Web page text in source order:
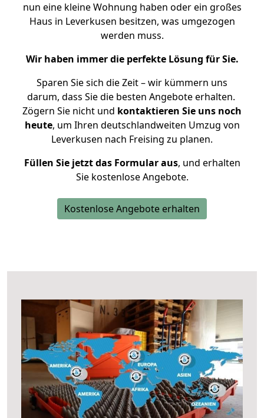
nun eine kleine Wohnung haben oder ein großes
Haus in Leverkusen besitzen, was umgezogen
werden muss.
Wir haben immer die perfekte Lösung für Sie.
Sparen Sie sich die Zeit – wir kümmern uns
darum, dass Sie die besten Angebote erhalten.
Zögern Sie nicht und kontaktieren Sie uns noch
heute, um Ihren deutschlandweiten Umzug von
Leverkusen nach Freising zu planen.
Füllen Sie jetzt das Formular aus, und erhalten
Sie kostenlose Angebote.
Kostenlose Angebote erhalten